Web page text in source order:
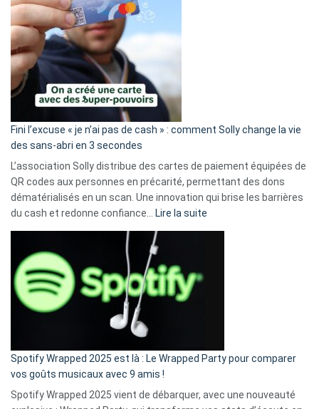
Fini l’excuse « je n’ai pas de cash » : comment Solly change la vie
des sans-abri en 3 secondes
L’association Solly distribue des cartes de paiement équipées de
QR codes aux personnes en précarité, permettant des dons
dématérialisés en un scan. Une innovation qui brise les barrières
du cash et redonne confiance…
Lire la suite
»
Solly
Spotify Wrapped 2025 est là : Le Wrapped Party pour comparer
vos goûts musicaux avec 9 amis !
Spotify Wrapped 2025 vient de débarquer, avec une nouveauté